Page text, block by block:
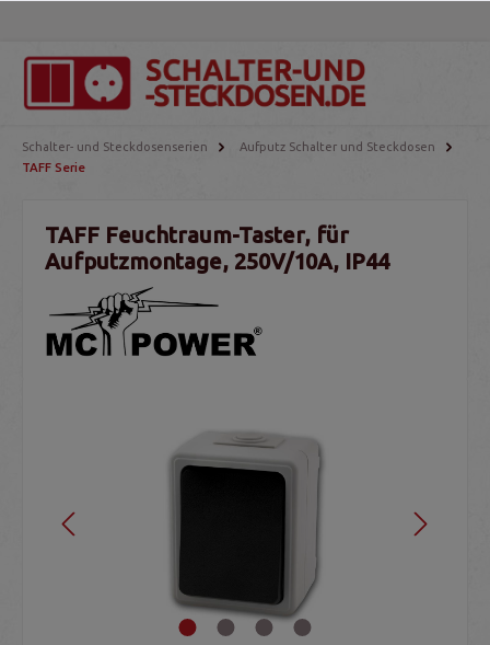
Schalter- und Steckdosenserien
Aufputz Schalter und Steckdosen
TAFF Serie
TAFF Feuchtraum-Taster, für
Aufputzmontage, 250V/10A, IP44